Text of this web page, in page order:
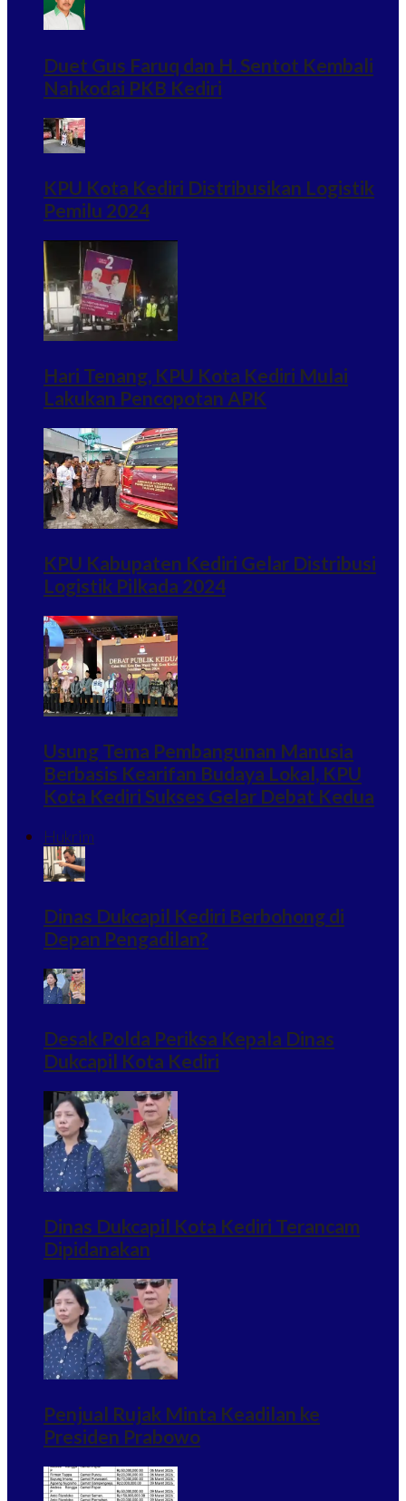
Duet Gus Faruq dan H. Sentot Kembali
Nahkodai PKB Kediri
KPU Kota Kediri Distribusikan Logistik
Pemilu 2024
Hari Tenang, KPU Kota Kediri Mulai
Lakukan Pencopotan APK
KPU Kabupaten Kediri Gelar Distribusi
Logistik Pilkada 2024
Usung Tema Pembangunan Manusia
Berbasis Kearifan Budaya Lokal, KPU
Kota Kediri Sukses Gelar Debat Kedua
Hukrim
Dinas Dukcapil Kediri Berbohong di
Depan Pengadilan?
Desak Polda Periksa Kepala Dinas
Dukcapil Kota Kediri
Dinas Dukcapil Kota Kediri Terancam
Dipidanakan
Penjual Rujak Minta Keadilan ke
Presiden Prabowo